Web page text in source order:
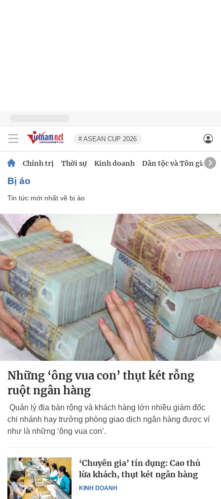
# ASEAN CUP 2026
Chính trị Thời sự Kinh doanh Dân tộc và Tôn giáo
bị áo
Tin tức mới nhất về bị áo
Những ‘ông vua con’ thụt két rỗng
ruột ngân hàng
Quản lý địa bàn rộng và khách hàng lớn nhiều giám đốc
chi nhánh hay trưởng phòng giao dịch ngân hàng được ví
như là những ‘ông vua con’.
KINH DOANH
‘Chuyên gia’ tín dụng: Cao thủ
lừa khách, thụt két ngân hàng